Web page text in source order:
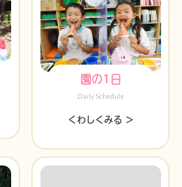
園の1日
Daily Schedule
くわしくみる ＞